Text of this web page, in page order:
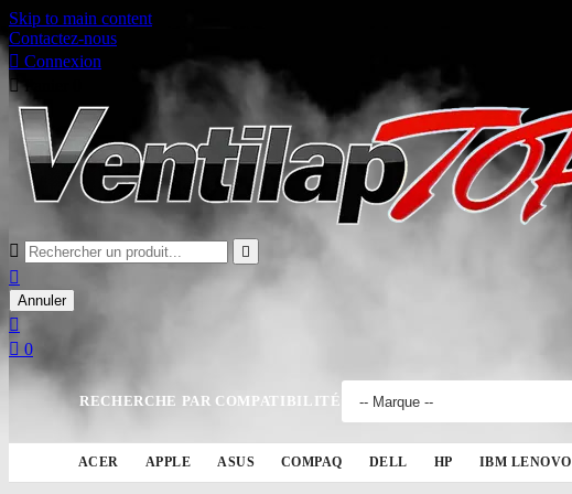
Skip to main content
Contactez-nous
 Connexion
 Panier
 

Annuler

 0
RECHERCHE PAR COMPATIBILITÉ
ACER APPLE ASUS COMPAQ DELL HP IBM LENOVO